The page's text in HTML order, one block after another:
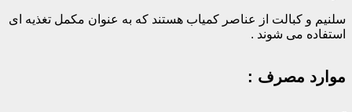
سلنیم و کبالت از عناصر کمیاب هستند که به عنوان مکمل تغذیه ای
استفاده می شوند .
موارد مصرف :